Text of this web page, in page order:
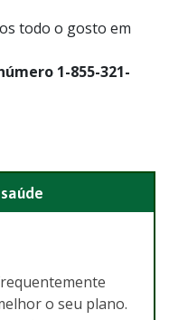
todo o gosto em
1-855-321-
o seu plano.